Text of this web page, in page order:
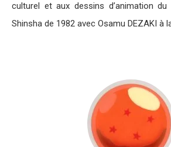
culturel et aux dessins d’animation
Shinsha de 1982 avec Osamu DEZAKI à